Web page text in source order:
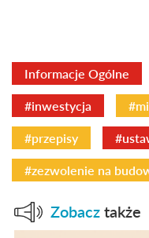
Informacje Ogólne
#inwestycja
#przepisy
#zezwolenie na
Zobacz także